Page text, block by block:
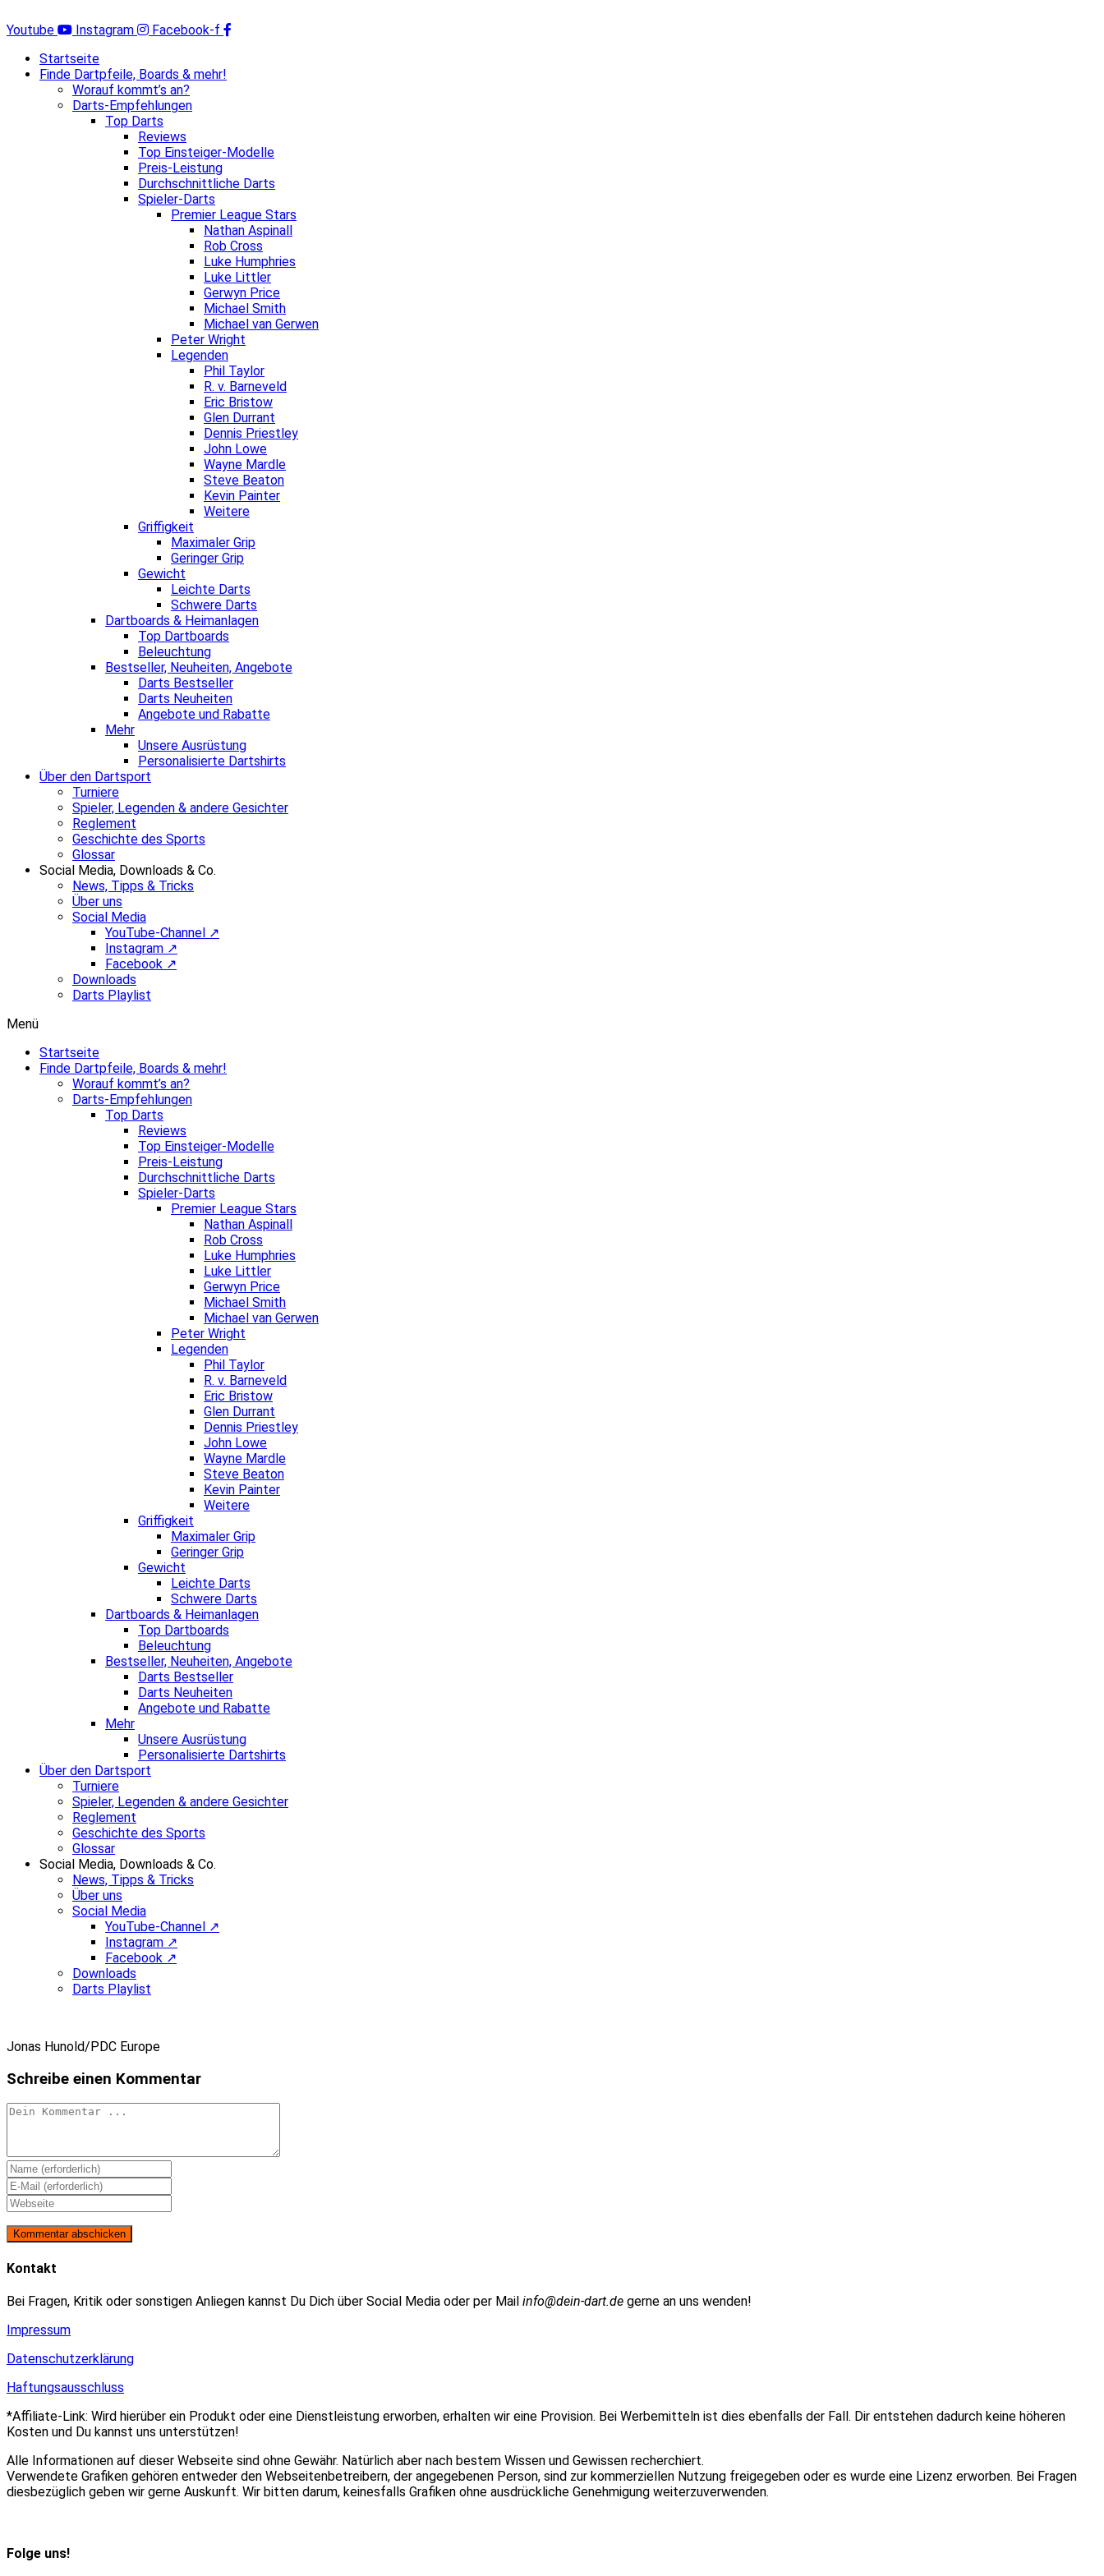
Inhalt
Youtube Instagram
Facebook-f
Startseite
Finde Dartpfeile, Boards & mehr!
Worauf kommt’s an?
Darts-Empfehlungen
Top Darts
Reviews
Top Einsteiger-Modelle
Preis-Leistung
Durchschnittliche Darts
Spieler-Darts
Premier League Stars
Nathan Aspinall
Rob Cross
Luke Humphries
Luke Littler
Gerwyn Price
Michael Smith
Michael van Gerwen
Peter Wright
Legenden
Phil Taylor
R. v. Barneveld
Eric Bristow
Glen Durrant
Dennis Priestley
John Lowe
Wayne Mardle
Steve Beaton
Kevin Painter
Weitere
Griffigkeit
Maximaler Grip
Geringer Grip
Gewicht
Leichte Darts
Schwere Darts
Dartboards & Heimanlagen
Top Dartboards
Beleuchtung
Bestseller, Neuheiten, Angebote
Darts Bestseller
Darts Neuheiten
Angebote und Rabatte
Mehr
Unsere Ausrüstung
Personalisierte Dartshirts
Über den Dartsport
Turniere
Spieler, Legenden & andere Gesichter
Reglement
Geschichte des Sports
Glossar
Social Media, Downloads & Co.
News, Tipps & Tricks
Über uns
Social Media
YouTube-Channel ↗
Instagram ↗
Facebook ↗
Downloads
Darts Playlist
Menü
Startseite
Finde Dartpfeile, Boards & mehr!
Worauf kommt’s an?
Darts-Empfehlungen
Top Darts
Reviews
Top Einsteiger-Modelle
Preis-Leistung
Durchschnittliche Darts
Spieler-Darts
Premier League Stars
Nathan Aspinall
Rob Cross
Luke Humphries
Luke Littler
Gerwyn Price
Michael Smith
Michael van Gerwen
Peter Wright
Legenden
Phil Taylor
R. v. Barneveld
Eric Bristow
Glen Durrant
Dennis Priestley
John Lowe
Wayne Mardle
Steve Beaton
Kevin Painter
Weitere
Griffigkeit
Maximaler Grip
Geringer Grip
Gewicht
Leichte Darts
Schwere Darts
Dartboards & Heimanlagen
Top Dartboards
Beleuchtung
Bestseller, Neuheiten, Angebote
Darts Bestseller
Darts Neuheiten
Angebote und Rabatte
Mehr
Unsere Ausrüstung
Personalisierte Dartshirts
Über den Dartsport
Turniere
Spieler, Legenden & andere Gesichter
Reglement
Geschichte des Sports
Glossar
Social Media, Downloads & Co.
News, Tipps & Tricks
Über uns
Social Media
YouTube-Channel ↗
Instagram ↗
Facebook ↗
Downloads
Darts Playlist
Jonas Hunold/PDC Europe
Schreibe einen Kommentar
Kommentieren
Gib
deinen
Namen
oder
Benutzernamen
zum
Kommentieren
ein
Gib
deine
E-
Mail-
Adresse
zum
ein
Gib
Website-
ein
Kontakt
Bei Fragen, Kritik oder sonstigen Anliegen kannst Du Dich über Social Media oder per Mail info@dein-dart.de gerne an uns wenden!
Impressum
Datenschutzerklärung
Haftungsausschluss
*Affiliate-Link: Wird hierüber ein Produkt oder eine Dienstleistung erworben, erhalten wir eine Provision. Bei Werbemitteln ist dies ebenfalls der Fall. Dir entstehen dadurch keine höheren
Kosten und Du kannst uns unterstützen!
Alle Informationen auf dieser Webseite sind ohne Gewähr. Natürlich aber nach bestem Wissen und Gewissen recherchiert.
Verwendete Grafiken gehören entweder den Webseitenbetreibern, der angegebenen Person, sind zur kommerziellen Nutzung freigegeben oder es wurde eine Lizenz erworben. Bei Fragen
diesbezüglich geben wir gerne Auskunft. Wir bitten darum, keinesfalls Grafiken ohne ausdrückliche Genehmigung weiterzuverwenden.
Folge uns!